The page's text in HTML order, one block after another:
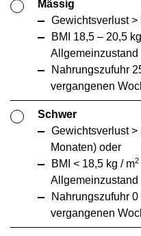
Mässig
Gewichtsverlust >
BMI 18,5 – 20,5
Allgemeinzustand
Nahrungszufuhr
vergangenen
Schwer
Gewichtsverlust >
Monaten) oder
BMI < 18,5 kg / m2
Allgemeinzustand
Nahrungszufuhr
vergangenen
Teil des Assessment vom
selbständig ausgefüllt
anspruchsvoll, kann aber
Schulung gelehrt werden.
klinischen akut Setting
Informationen zum PG-
MST
Das Malnutrition
entwickelt. Es ist für
Patient*innen geeignet
Personen in
aus zwei Fragen, eine zu